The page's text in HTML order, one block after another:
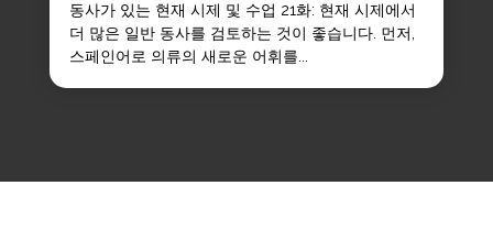
동사가 있는 현재 시제 및 수업 21화: 현재 시제에서
더 많은 일반 동사를 검토하는 것이 좋습니다. 먼저,
스페인어로 의류의 새로운 어휘를...